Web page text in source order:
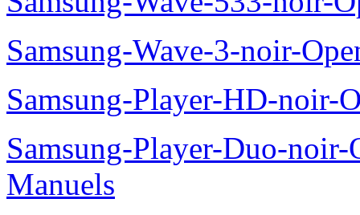
Samsung-Wave-3-noir-
Samsung-Player-HD-noir-
Samsung-Player-Duo-
Manuels